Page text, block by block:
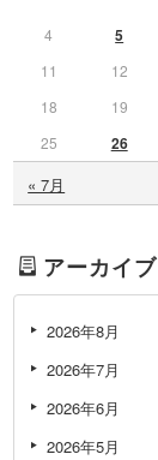
« 7月
4
5
11 12
18 19
25 26
アーカイブ
2026年8月
2026年7月
2026年6月
2026年5月